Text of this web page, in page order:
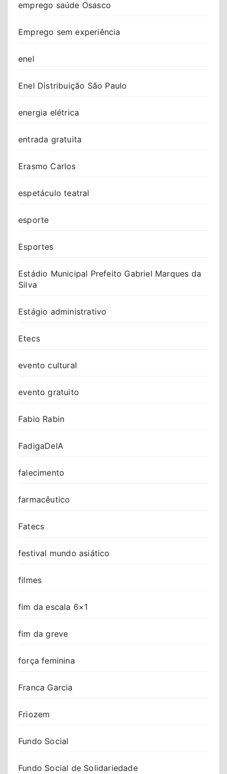
emprego saúde Osasco
Emprego sem experiência
enel
Enel Distribuição São Paulo
energia elétrica
entrada gratuita
Erasmo Carlos
espetáculo teatral
esporte
Esportes
Estádio Municipal Prefeito Gabriel Marques da
Silva
Estágio administrativo
Etecs
evento cultural
evento gratuito
Fabio Rabin
FadigaDeIA
falecimento
farmacêutico
Fatecs
festival mundo asiático
filmes
fim da escala 6×1
fim da greve
força feminina
Franca Garcia
Friozem
Fundo Social
Fundo Social de Solidariedade